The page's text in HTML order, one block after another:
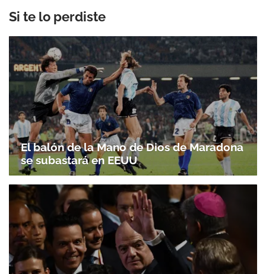
Si te lo perdiste
El balón de la Mano de Dios de Maradona
se subastará en EEUU